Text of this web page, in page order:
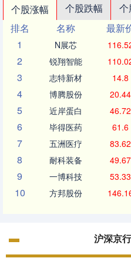
个股涨幅 个股跌幅 个
排名
名称 最新
1
N展芯
2 锐翔智能
3 志特新材 14.8
4 博腾股份 20.44
5 近岸蛋白 46.72
6 毕得医药 61.6
7 五洲医疗 83.62
8 耐科装备 49.67
9 一博科技 53.33
10 方邦股份
沪深京